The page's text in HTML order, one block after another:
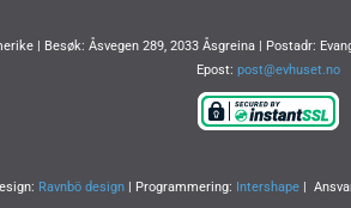
| Besøk: Åsvegen 289, 2033 Åsgreina | Postadr:
Epost: post@evhuset.no
Ravnbö design| Programmering: Intershape|